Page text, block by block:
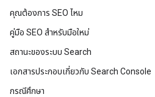
คุณต้องการ SEO ไหม
คู่มือ SEO สำหรับมือใหม่
สถานะของระบบ Search
เอกสารประกอบเกี่ยวกับ Search Console
กรณีศึกษา